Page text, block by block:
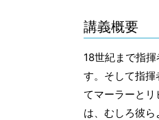
講義概要
18世紀まで指
す。そして指
てマーラーと
は、むしろ彼